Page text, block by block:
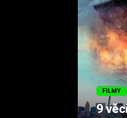
FILMY
9